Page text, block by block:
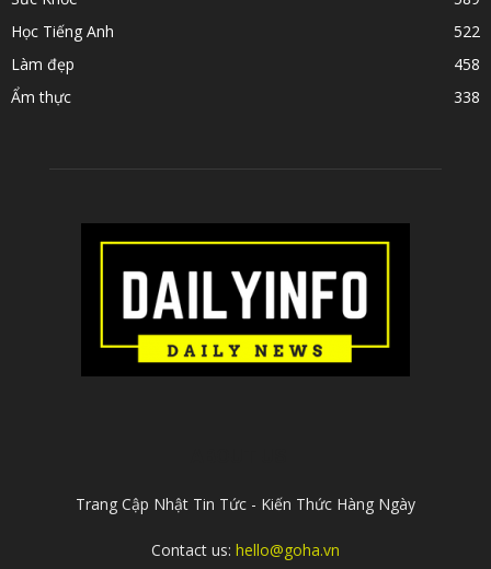
Học Tiếng Anh
522
Làm đẹp
458
Ẩm thực
338
Trang Cập Nhật Tin Tức - Kiến Thức Hàng Ngày
Contact us: hello@goha.vn